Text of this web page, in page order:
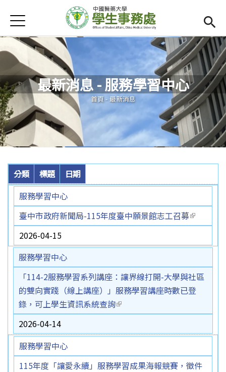
首頁
Open
首頁
單位連結
最新消息
Open submenu (活動集錦)
活動集錦
法令規章
智慧校園食衣住行
Jump to Navigation
Jump to Main content
最新消息 - 服務學習中心
您在這裡
首頁-最新消息
分類 標題
日期
服務學習中心
臺中市政府新聞局-115年度臺中願景館志工召募(link is
external)
2026-04-15
服務學習中心
「114-2服務學習系列講座：讓界線打開-大學與社區
的雙向實踐（線上講座）」服務學習講座時數已登
錄，可上學生資訊系統查詢(link is external)
2026-04-14
服務學習中心
115年度「讓愛永續」服務學習成果海報競賽，徵件